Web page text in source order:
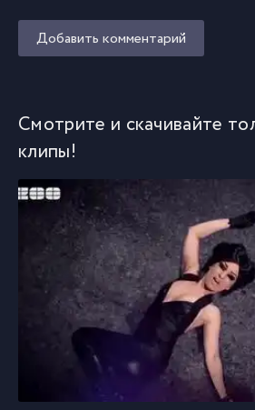
Добавить комментарий
Смотрите и скачивайте
клипы!